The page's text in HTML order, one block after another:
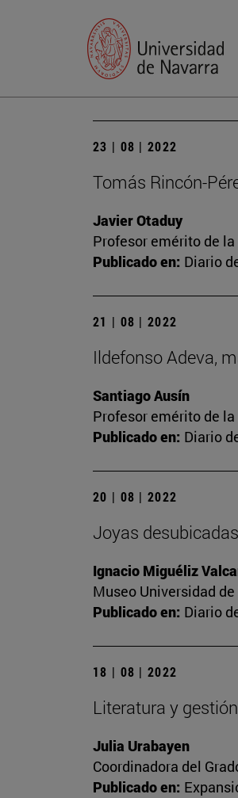
23 | 08 | 2022
Tomás Rincón-
Javier Otaduy
Profesor emérito de
Publicado en: Diario
21 | 08 | 2022
Ildefonso Adeva,
Santiago Ausín
Profesor emérito de
Publicado en: Diario
20 | 08 | 2022
Joyas
Ignacio Miguéliz
Museo Universidad
Publicado en: Diario
18 | 08 | 2022
Literatura y
Julia Urabayen
Coordinadora del
Publicado en: